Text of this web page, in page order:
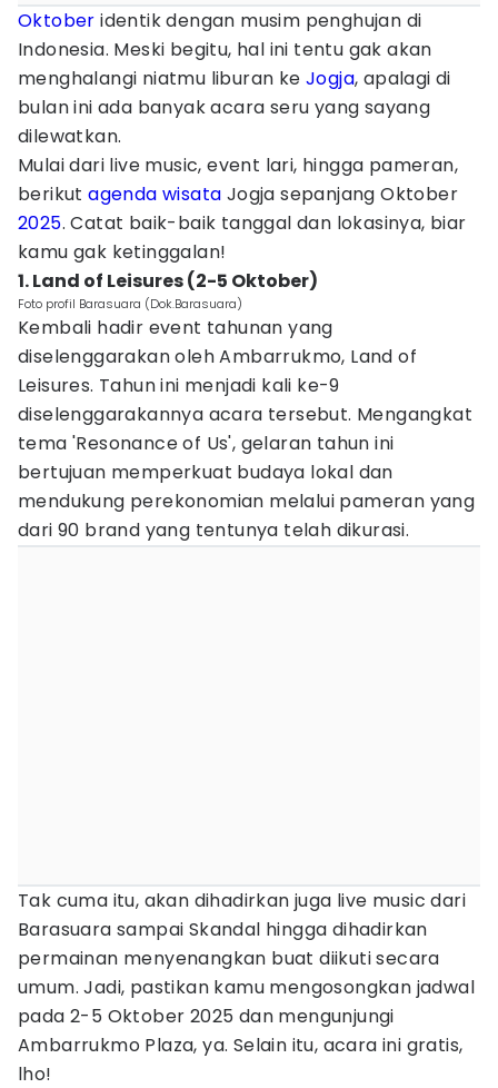
Oktober identik dengan musim penghujan di
Indonesia. Meski begitu, hal ini tentu gak akan
menghalangi niatmu liburan ke Jogja, apalagi di
bulan ini ada banyak acara seru yang sayang
dilewatkan.
Mulai dari live music, event lari, hingga pameran,
berikutagenda wisata Jogja sepanjang Oktober
2025. Catat baik-baik tanggal dan lokasinya, biar
kamu gak ketinggalan!
1. Land of Leisures (2-5 Oktober)
Foto profil Barasuara (Dok.Barasuara)
Kembali hadir event tahunan yang
diselenggarakan oleh Ambarrukmo, Land of
Leisures. Tahun ini menjadi kali ke-9
diselenggarakannya acara tersebut. Mengangkat
tema 'Resonance of Us', gelaran tahun ini
bertujuan memperkuat budaya lokal dan
mendukung perekonomian melalui pameran yang
dari 90 brand yang tentunya telah dikurasi.
Tak cuma itu, akan dihadirkan juga live music dari
Barasuara sampai Skandal hingga dihadirkan
permainan menyenangkan buat diikuti secara
umum. Jadi, pastikan kamu mengosongkan jadwal
pada 2-5 Oktober 2025 dan mengunjungi
Ambarrukmo Plaza, ya. Selain itu, acara ini gratis,
lho!